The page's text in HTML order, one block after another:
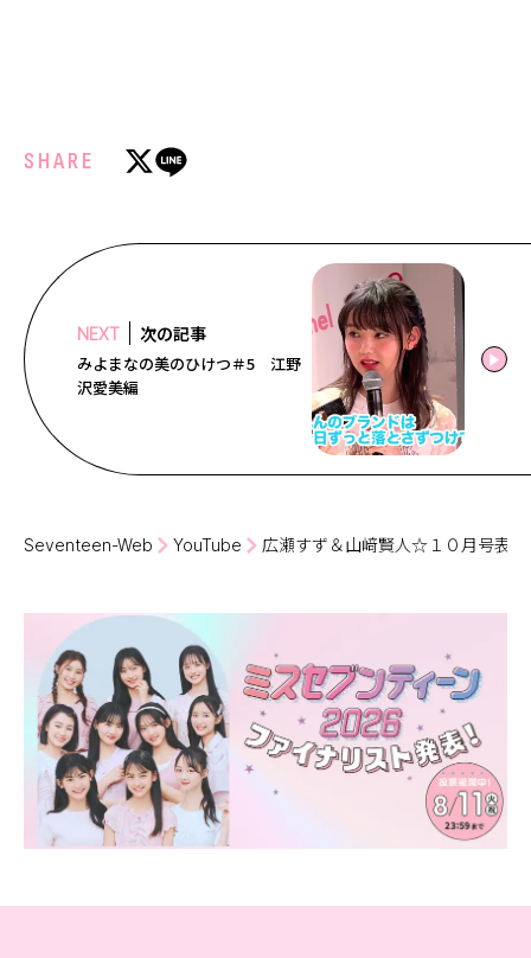
ゲッターズ飯田
MISS SEVENTEEN
バックナンバー
INFORMATION
Seventeen
Follow us
SHARE
NEXT 次の記事
みよまなの美のひけつ＃5 江野
沢愛美編
Seventeen-Web YouTube 広瀬すず＆山﨑賢人☆１０月号表紙